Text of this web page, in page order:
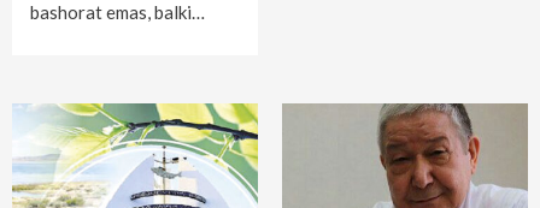
bashorat emas, balki…